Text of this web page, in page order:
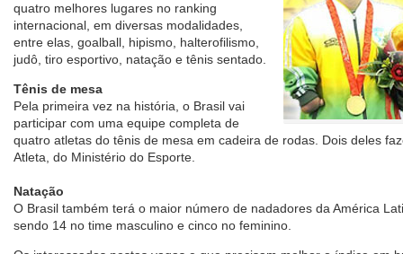
quatro melhores lugares no ranking
internacional, em diversas modalidades,
entre elas, goalball, hipismo, halterofilismo,
judô, tiro esportivo, natação e tênis sentado.
Tênis de mesa
Pela primeira vez na história, o Brasil vai
participar com uma equipe completa de
quatro atletas do tênis de mesa em cadeira de rodas. Dois deles
Atleta, do Ministério do Esporte.
Natação
O Brasil também terá o maior número de nadadores da América
sendo 14 no time masculino e cinco no feminino.